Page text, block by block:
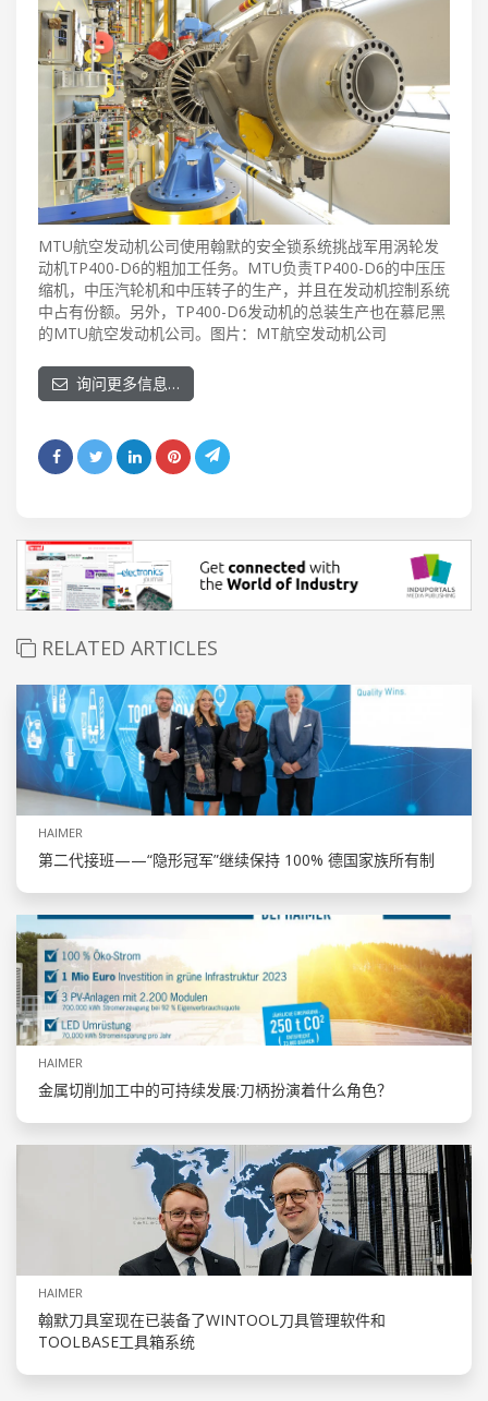
MTU航空发动机公司使用翰默的安全锁系统挑战军用涡轮发
动机TP400-D6的粗加工任务。MTU负责TP400-D6的中压压
缩机，中压汽轮机和中压转子的生产，并且在发动机控制系统
中占有份额。另外，TP400-D6发动机的总装生产也在慕尼黑
的MTU航空发动机公司。图片：MT航空发动机公司
询问更多信息…
RELATED ARTICLES
HAIMER
第二代接班——“隐形冠军”继续保持 100% 德国家族所有制
HAIMER
金属切削加工中的可持续发展:刀柄扮演着什么角色？
HAIMER
翰默刀具室现在已装备了WINTOOL刀具管理软件和
TOOLBASE工具箱系统